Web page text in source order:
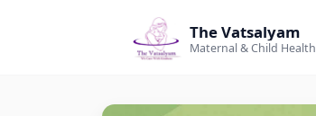
The Vatsalyam
Maternal & Child Health